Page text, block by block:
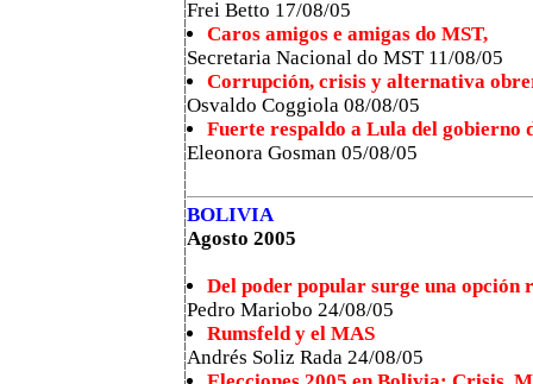
Frei Betto 17/08/05
Caros amigos e amigas do MST,
Secretaria Nacional do MST 11/08/05
Corrupción, crisis y alternativa
Osvaldo Coggiola 08/08/05
Fuerte respaldo a Lula del gobierno
Eleonora Gosman 05/08/05
BOLIVIA
Agosto 2005
Del poder popular surge una opción
Pedro Mariobo 24/08/05
Rumsfeld y el MAS
Andrés Soliz Rada 24/08/05